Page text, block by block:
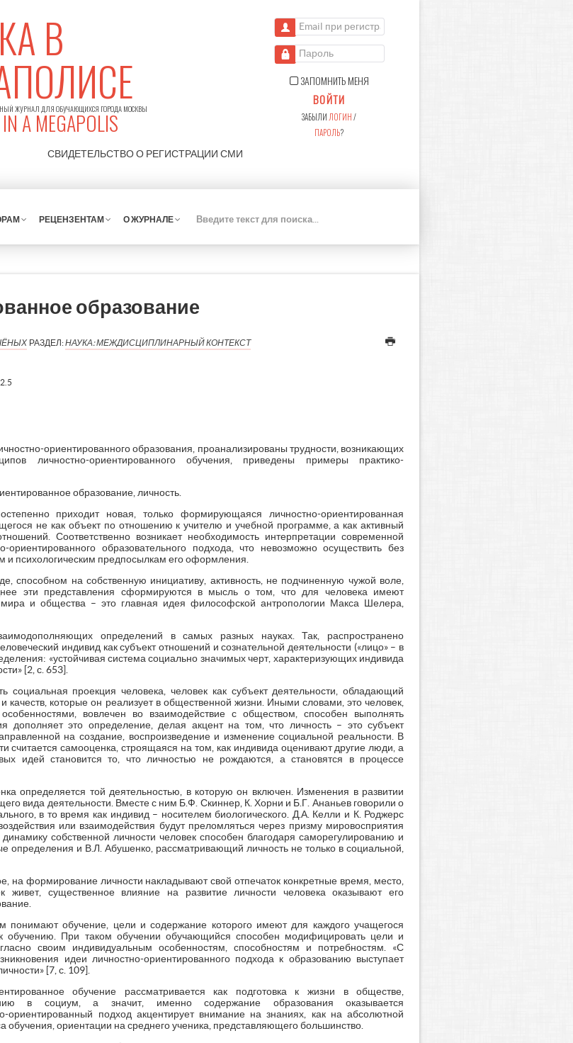
В
ЖУРНАЛ ДЛЯ ОБУЧАЮЩИХСЯ ГОРОДА МОСКВЫ
A MEGAPOLIS
СВИДЕТЕЛЬСТВО О РЕГИСТРАЦИИ СМИ
Email при регистрации
Пароль
ЗАПОМНИТЬ МЕНЯ
ВОЙТИ
ЗАБЫЛИ ЛОГИН/
ПАРОЛЬ?
РЕЦЕНЗЕНТАМ О ЖУРНАЛЕ
К
образование
РАЗДЕЛ:НАУКА: МЕЖДИСЦИПЛИНАРНЫЙ КОНТЕКСТ
ориентированного образования, проанализированы трудности, возникающих
личностно-ориентированного обучения, приведены примеры практико-
образование, личность.
приходит новая, только формирующаяся личностно-ориентированная
не как объект по отношению к учителю и учебной программе, а как активный
Соответственно возникает необходимость интерпретации современной
ориентированного образовательного подхода, что невозможно осуществить без
психологическим предпосылкам его оформления.
способном на собственную инициативу, активность, не подчиненную чужой воле,
эти представления сформируются в мысль о том, что для человека имеют
и общества – это главная идея философской антропологии Макса Шелера,
определений в самых разных науках. Так, распространено
индивид как субъект отношений и сознательной деятельности («лицо» – в
«устойчивая система социально значимых черт, характеризующих индивида
[2, с. 653].
социальная проекция человека, человек как субъект деятельности, обладающий
качеств, которые он реализует в общественной жизни. Иными словами, это человек,
вовлечен во взаимодействие с обществом, способен выполнять
дополняет это определение, делая акцент на том, что личность – это субъект
на создание, воспроизведение и изменение социальной реальности. В
считается самооценка, строящаяся на том, как индивида оценивают другие люди, а
идей становится то, что личностью не рождаются, а становятся в процессе
определяется той деятельностью, в которую он включен. Изменения в развитии
вида деятельности. Вместе с ним Б.Ф. Скиннер, К. Хорни и Б.Г. Ананьев говорили о
в то время как индивид – носителем биологического. Д.А. Келли и К. Роджерс
или взаимодействия будут преломляться через призму мировосприятия
собственной личности человек способен благодаря саморегулированию и
и В.Л. Абушенко, рассматривающий личность не только в социальной,
на формирование личности накладывают свой отпечаток конкретные время, место,
живет, существенное влияние на развитие личности человека оказывают его
понимают обучение, цели и содержание которого имеют для каждого учащегося
обучению. При таком обучении обучающийся способен модифицировать цели и
своим индивидуальным особенностям, способностям и потребностям. «С
идеи личностно-ориентированного подхода к образованию выступает
[7, с. 109].
обучение рассматривается как подготовка к жизни в обществе,
в социум, а значит, именно содержание образования оказывается
подход акцентирует внимание на знаниях, как на абсолютной
обучения, ориентации на среднего ученика, представляющего большинство.